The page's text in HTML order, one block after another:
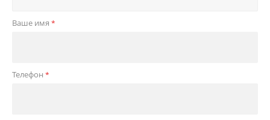
Ваше имя *
Телефон *